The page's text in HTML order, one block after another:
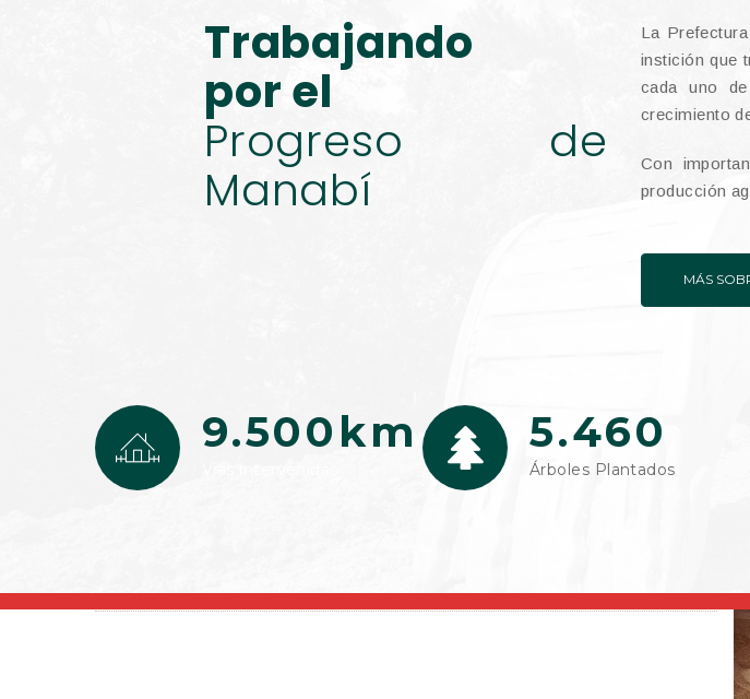
Trabajando
por el
Progreso de
Manabí
La
instición que
cada uno
crecimiento
Con
producción
MÁS
9.500km 5.460
Árboles Plantados